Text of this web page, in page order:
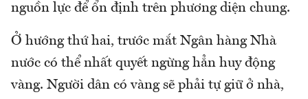
nguồn lực để ổn định trên phương diện chung.
Ở hướng thứ hai, trước mắt Ngân hàng Nhà
nước có thể nhất quyết ngừng hẳn huy động
vàng. Người dân có vàng sẽ phải tự giữ ở nhà,